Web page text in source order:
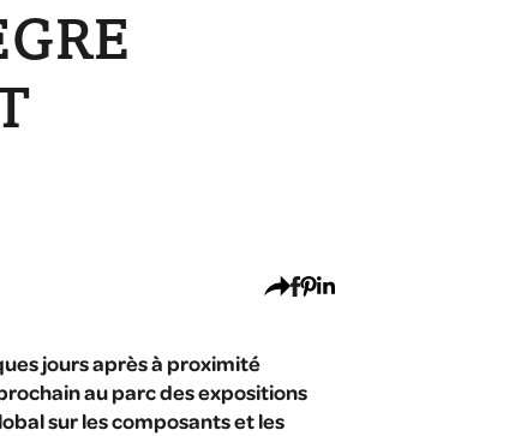
jours après à proximité
au parc des expositions
sur les composants et les